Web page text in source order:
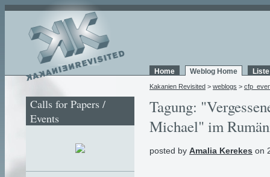
Home Weblog Home
Kakanien Revisited > weblogs >
Tagung:
Michael" im
posted by Amalia Kerekes on
Calls for Papers /
Events